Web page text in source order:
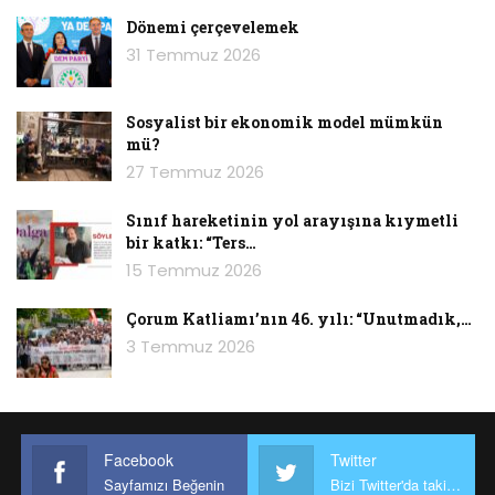
Haber: Sakine Yıldıran
Kazdağları’ndaki Ağaç Katliamı:
“Madenci Katletti, Devlet Göz
Yumdu”#KazdaglarinaDokunma?
https://t.co/8a8pAYHNPe
pic.twitter.com/HXpWvlfzkN
— KarşıMahalle (@KarsiMahalleOrg)
August 5, 2019
Dönemi çerçevelemek
31 Temmuz 2026
Sosyalist bir ekonomik model mümkün
mü?
27 Temmuz 2026
Sınıf hareketinin yol arayışına kıymetli
bir katkı: “Ters…
15 Temmuz 2026
Çorum Katliamı’nın 46. yılı: “Unutmadık,…
3 Temmuz 2026
Facebook
Sayfamızı Beğenin
Twitter
Bizi Twitter'da takip edin